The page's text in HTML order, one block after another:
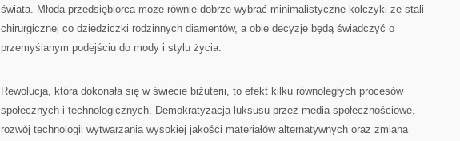
świata. Młoda przedsiębiorca może równie dobrze wybrać minimalistyczne kolczyki ze stali
chirurgicznej co dziedziczki rodzinnych diamentów, a obie decyzje będą świadczyć o
przemyślanym podejściu do mody i stylu życia.
Rewolucja, która dokonała się w świecie biżuterii, to efekt kilku równoległych procesów
społecznych i technologicznych. Demokratyzacja luksusu przez media społecznościowe,
rozwój technologii wytwarzania wysokiej jakości materiałów alternatywnych oraz zmiana